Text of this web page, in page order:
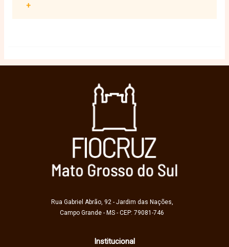
+
Rua Gabriel Abrão, 92 - Jardim das Nações,
Campo Grande - MS - CEP: 79081-746
Institucional